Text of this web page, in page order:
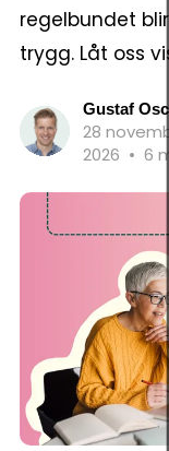
regelbundet
trygg. Låt oss
Gustaf
28
2026 • 6